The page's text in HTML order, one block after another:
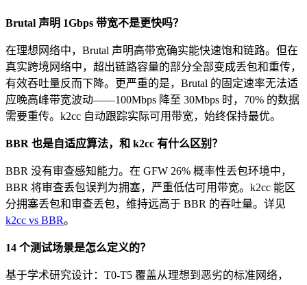
Brutal 声明 1Gbps 带宽不是更快吗？
在理想网络中，Brutal 声明高带宽确实能快速饱和链路。但在
真实跨境网络中，超出链路容量的部分全部变成丢包和重传，
有效吞吐量反而下降。更严重的是，Brutal 的固定速率无法适
应晚高峰带宽波动——100Mbps 降至 30Mbps 时，70% 的数据
需要重传。k2cc 自动跟踪实际可用带宽，始终保持最优。
BBR 也是自适应算法，和 k2cc 有什么区别？
BBR 没有审查感知能力。在 GFW 26% 概率性丢包环境中，
BBR 将审查丢包误判为拥塞，严重低估可用带宽。k2cc 能区
分拥塞丢包和审查丢包，维持远高于 BBR 的吞吐量。详见
k2cc vs BBR。
14 个测试场景是怎么定义的？
基于学术研究设计：T0-T5 覆盖从理想到恶劣的标准网络，